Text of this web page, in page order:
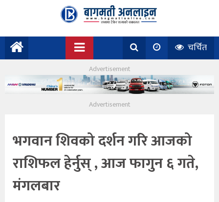
चर्चित
भगवान शिवको दर्शन गरि आजको
राशिफल हेर्नुस् , आज फागुन ६ गते,
मंगलबार